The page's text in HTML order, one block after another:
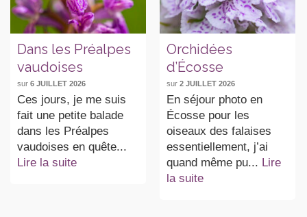
Dans les Préalpes
vaudoises
sur 6 JUILLET 2026
Ces jours, je me suis
fait une petite balade
dans les Préalpes
vaudoises en quête...
Lire la suite
Orchidées
d’Écosse
sur 2 JUILLET 2026
En séjour photo en
Écosse pour les
oiseaux des falaises
essentiellement, j’ai
quand même pu... Lire
la suite